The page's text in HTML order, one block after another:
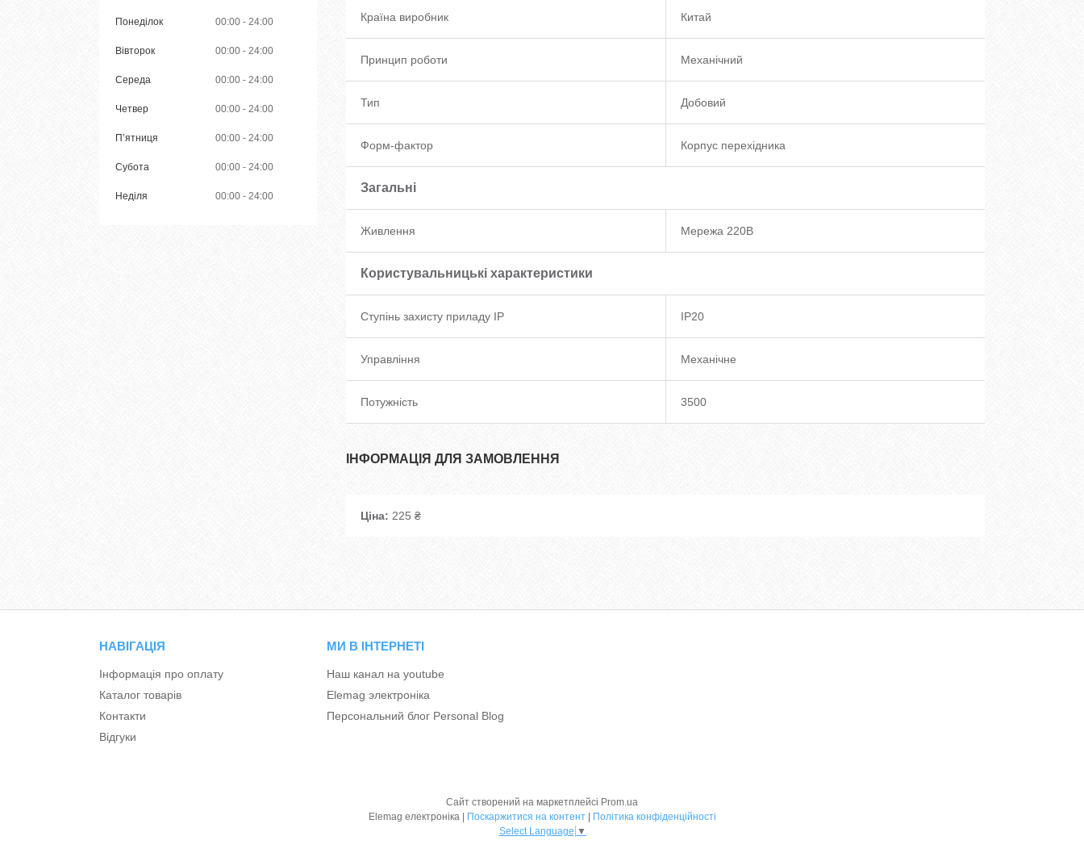
Країна виробник Китай
Принцип роботи Механічний
Тип Добовий
Форм-фактор Корпус перехідника
Загальні
Живлення Мережа 220В
Користувальницькі характеристики
Ступінь захисту приладу IP IP20
Управління Механічне
Потужність 3500
ІНФОРМАЦІЯ ДЛЯ ЗАМОВЛЕННЯ
Ціна: 225 ₴
Понеділок 00:00 24:00
Вівторок 00:00 24:00
Середа 00:00 24:00
Четвер 00:00 24:00
Пʼятниця 00:00 24:00
Субота 00:00 24:00
Неділя 00:00 24:00
НАВІГАЦІЯ
Інформація про оплату
Каталог товарів
Контакти
Відгуки
МИ В ІНТЕРНЕТІ
Наш канал на youtube
Elemag электроніка
Персональний блог Personal Blog
Сайт створений на маркетплейсі Prom.ua
Elemag електроніка | Поскаржитися на контент | Політика конфіденційності
Select Language ▼